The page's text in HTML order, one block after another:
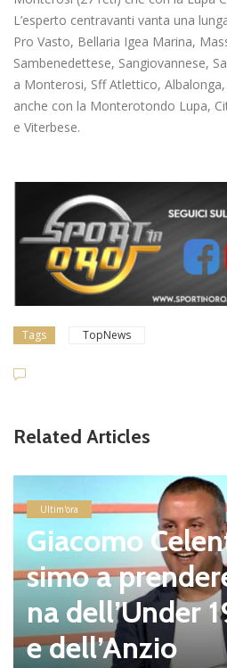
L’esperto centravanti vanta una
Pro Vasto, Bellaria Igea Marina,
Sambenedettese, Sangiovannese,
a Monterosi, Sff Atlettico,
anche con la Monterotondo Lupa,
e Viterbese.
Tags TopNews
Related Articles
Ultim'ora
Giacomo
simo a
na dell’Under
e dell’Anzio